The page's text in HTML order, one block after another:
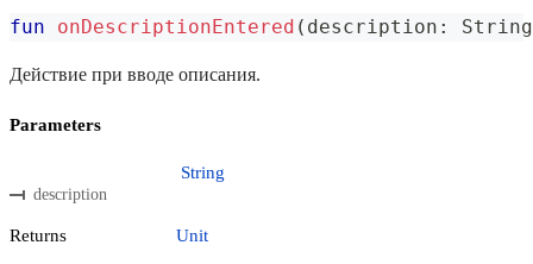
fun onDescriptionEntered ( description : String
Действие при вводе описания.
Parameters
description
String
Returns Unit